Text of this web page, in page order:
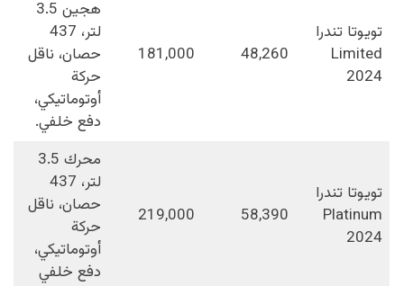
تويوتا تندرا
Limited
2024
48,260
181,000
هجين 3.5
لتر، 437
حصان، ناقل
حركة
أوتوماتيكي،
دفع خلفي.
تويوتا تندرا
Platinum
2024
58,390
219,000
محرك 3.5
لتر، 437
حصان، ناقل
حركة
أوتوماتيكي،
دفع خلفي